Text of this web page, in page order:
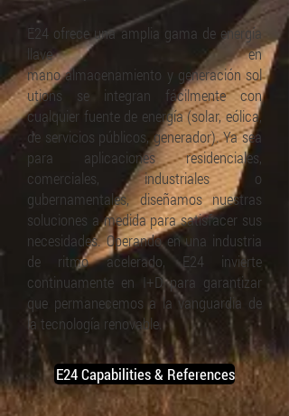
E24 ofrece una amplia gama de energía
llave en
manoalmacenamiento y generación sol
utions se integran fácilmente con
cualquier fuente de energía (solar, eólica,
de servicios públicos, generador). Ya sea
para aplicaciones residenciales,
comerciales, industriales o
gubernamentales, diseñamos nuestras
soluciones a medida para satisfacer sus
necesidades. Operando en una industria
de ritmo acelerado, E24 invierte
continuamente en I+D para garantizar
que permanecemos a la vanguardia de
la tecnología renovable.
E24 Capabilities & References